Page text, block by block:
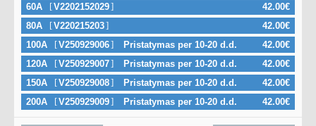
60A V2202152029
42.00€
80A
V220215203
42.00€
100A
V250929006 Pristatymas per 10-20 d.d.
42.00€
120A
V250929007 Pristatymas per 10-20 d.d.
42.00€
150A
V250929008 Pristatymas per 10-20 d.d.
42.00€
200A
V250929009 Pristatymas per 10-20 d.d. 42.00€